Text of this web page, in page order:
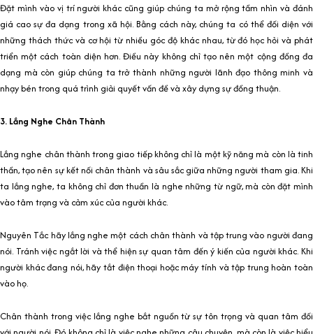
Đặt mình vào vị trí người khác cũng giúp chúng ta mở rộng tầm nhìn và đánh
giá cao sự đa dạng trong xã hội. Bằng cách này, chúng ta có thể đối diện với
những thách thức và cơ hội từ nhiều góc độ khác nhau, từ đó học hỏi và phát
triển một cách toàn diện hơn. Điều này không chỉ tạo nên một cộng đồng đa
dạng mà còn giúp chúng ta trở thành những người lãnh đạo thông minh và
nhạy bén trong quá trình giải quyết vấn đề và xây dựng sự đồng thuận.
3. Lắng Nghe Chân Thành
Lắng nghe chân thành trong giao tiếp không chỉ là một kỹ năng mà còn là tinh
thần, tạo nên sự kết nối chân thành và sâu sắc giữa những người tham gia. Khi
ta lắng nghe, ta không chỉ đơn thuần là nghe những từ ngữ, mà còn đặt mình
vào tâm trạng và cảm xúc của người khác.
Nguyên Tắc hãy lắng nghe một cách chân thành và tập trung vào người đang
nói. Tránh việc ngắt lời và thể hiện sự quan tâm đến ý kiến của người khác. Khi
người khác đang nói, hãy tắt điện thoại hoặc máy tính và tập trung hoàn toàn
vào họ.
Chân thành trong việc lắng nghe bắt nguồn từ sự tôn trọng và quan tâm đối